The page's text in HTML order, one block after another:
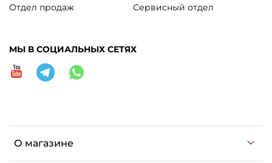
О магазине
Отдел продаж Сервисный отдел
МЫ В СОЦИАЛЬНЫХ СЕТЯХ